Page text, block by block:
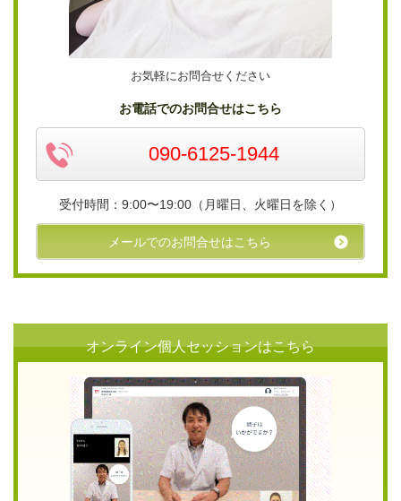
お気軽にお問合せください
お電話でのお問合せはこちら
090-6125-1944
受付時間：9:00〜19:00（月曜日、火曜日を除く）
メールでのお問合せはこちら
オンライン個人セッションはこちら